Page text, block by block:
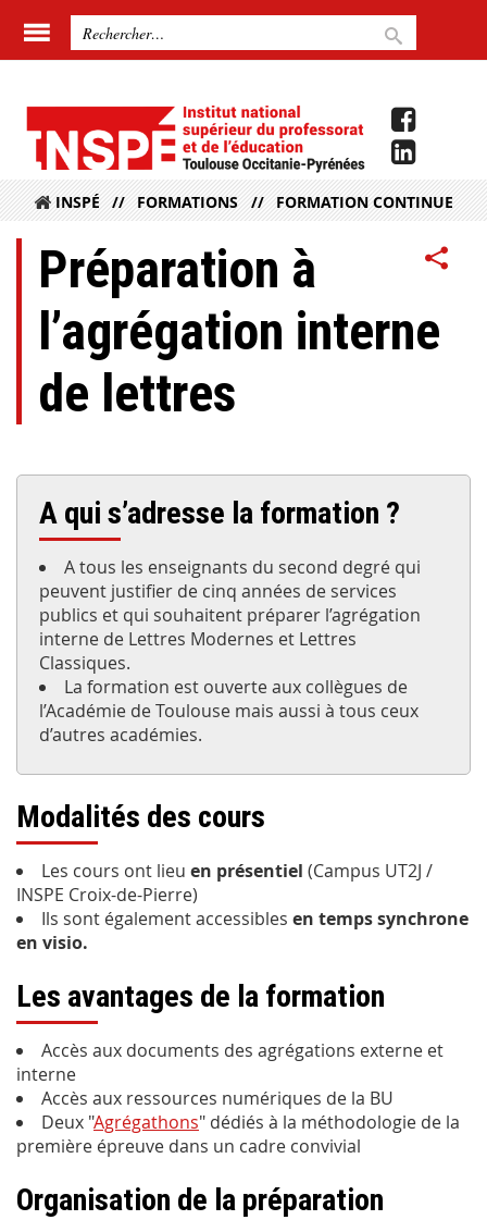
INSPÉ FORMATIONS FORMATION CONTINUE
Préparation à
l’agrégation interne
de lettres
A qui s’adresse la formation ?
A tous les enseignants du second degré qui
peuvent justifier de cinq années de services
publics et qui souhaitent préparer l’agrégation
interne de Lettres Modernes et Lettres
Classiques.
La formation est ouverte aux collègues de
l’Académie de Toulouse mais aussi à tous ceux
d’autres académies.
Modalités des cours
Les cours ont lieu en présentiel (Campus UT2J /
INSPE Croix-de-Pierre)
Ils sont également accessibles en temps synchrone
en visio.
Les avantages de la formation
Accès aux documents des agrégations externe et
interne
Accès aux ressources numériques de la BU
Deux "Agrégathons" dédiés à la méthodologie de la
première épreuve dans un cadre convivial
Organisation de la préparation